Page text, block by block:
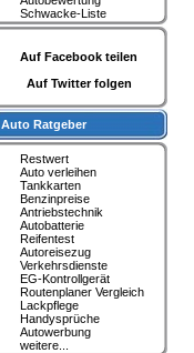
Schwacke-Liste
Auf Facebook teilen
Auf Twitter folgen
Auto Ratgeber
Restwert
Auto verleihen
Tankkarten
Benzinpreise
Antriebstechnik
Autobatterie
Reifentest
Autoreisezug
Verkehrsdienste
EG-Kontrollgerät
Routenplaner Vergleich
Lackpflege
Handysprüche
Autowerbung
weitere...